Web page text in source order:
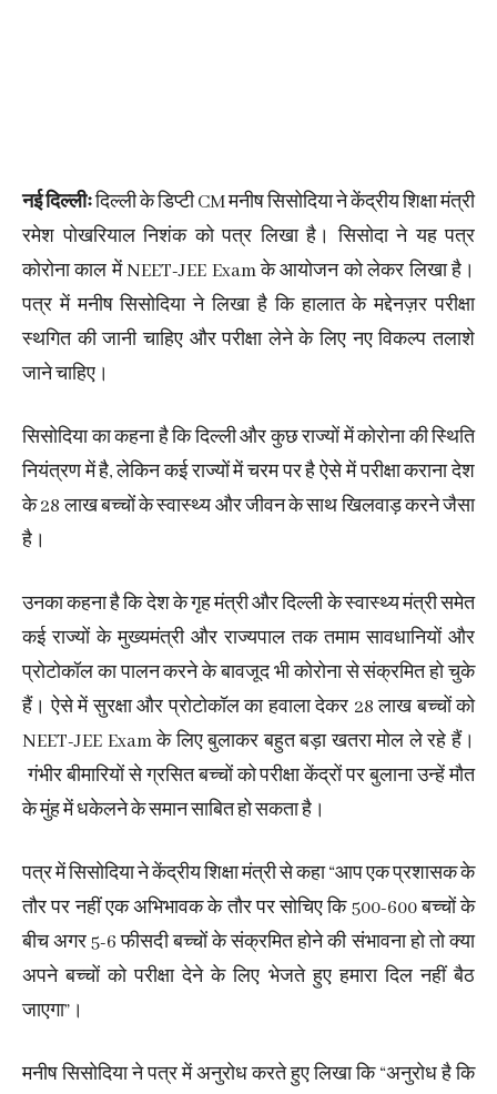
नई दिल्लीःदिल्ली के डिप्टी CM मनीष सिसोदिया ने केंद्रीय शिक्षा मंत्री
रमेश पोखरियाल निशंक को पत्र लिखा है। सिसोदा ने यह पत्र
कोरोना काल में NEET-JEE Exam के आयोजन को लेकर लिखा है।
पत्र में मनीष सिसोदिया ने लिखा है कि हालात के मद्देनज़र परीक्षा
स्थगित की जानी चाहिए और परीक्षा लेने के लिए नए विकल्प तलाशे
जाने चाहिए।
सिसोदिया का कहना है कि दिल्ली और कुछ राज्यों में कोरोना की स्थिति
नियंत्रण में है, लेकिन कई राज्यों में चरम पर है ऐसे में परीक्षा कराना देश
के 28 लाख बच्चों के स्वास्थ्य और जीवन के साथ खिलवाड़ करने जैसा
है।
उनका कहना है कि देश के गृह मंत्री और दिल्ली के स्वास्थ्य मंत्री समेत
कई राज्यों के मुख्यमंत्री और राज्यपाल तक तमाम सावधानियों और
प्रोटोकॉल का पालन करने के बावजूद भी कोरोना से संक्रमित हो चुके
हैं। ऐसे में सुरक्षा और प्रोटोकॉल का हवाला देकर 28 लाख बच्चों को
NEET-JEE Exam के लिए बुलाकर बहुत बड़ा खतरा मोल ले रहे हैं।
गंभीर बीमारियों से ग्रसित बच्चों को परीक्षा केंद्रों पर बुलाना उन्हें मौत
के मुंह में धकेलने के समान साबित हो सकता है।
पत्र में सिसोदिया ने केंद्रीय शिक्षा मंत्री से कहा “आप एक प्रशासक के
तौर पर नहीं एक अभिभावक के तौर पर सोचिए कि 500-600 बच्चों के
बीच अगर 5-6 फीसदी बच्चों के संक्रमित होने की संभावना हो तो क्या
अपने बच्चों को परीक्षा देने के लिए भेजते हुए हमारा दिल नहीं बैठ
जाएगा”।
मनीष सिसोदिया ने पत्र में अनुरोध करते हुए लिखा कि “अनुरोध है कि